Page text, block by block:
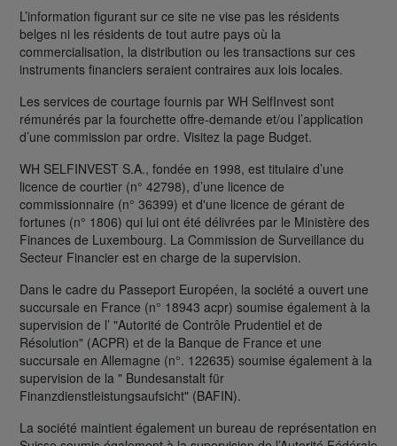
L’information figurant sur ce site ne vise pas les résidents
belges ni les résidents de tout autre pays où la
commercialisation, la distribution ou les transactions sur ces
instruments financiers seraient contraires aux lois locales.
Les services de courtage fournis par WH SelfInvest sont
rémunérés par la fourchette offre-demande et/ou l’application
d’une commission par ordre. Visitez la page Budget.
WH SELFINVEST S.A., fondée en 1998, est titulaire d’une
licence de courtier (n° 42798), d’une licence de
commissionnaire (n° 36399) et d'une licence de gérant de
fortunes (n° 1806) qui lui ont été délivrées par le Ministère des
Finances de Luxembourg. La Commission de Surveillance du
Secteur Financier est en charge de la supervision.
Dans le cadre du Passeport Européen, la société a ouvert une
succursale en France (n° 18943 acpr) soumise également à la
supervision de l’ "Autorité de Contrôle Prudentiel et de
Résolution" (ACPR) et de la Banque de France et une
succursale en Allemagne (n°. 122635) soumise également à la
supervision de la " Bundesanstalt für
Finanzdienstleistungsaufsicht" (BAFIN).
La société maintient également un bureau de représentation en